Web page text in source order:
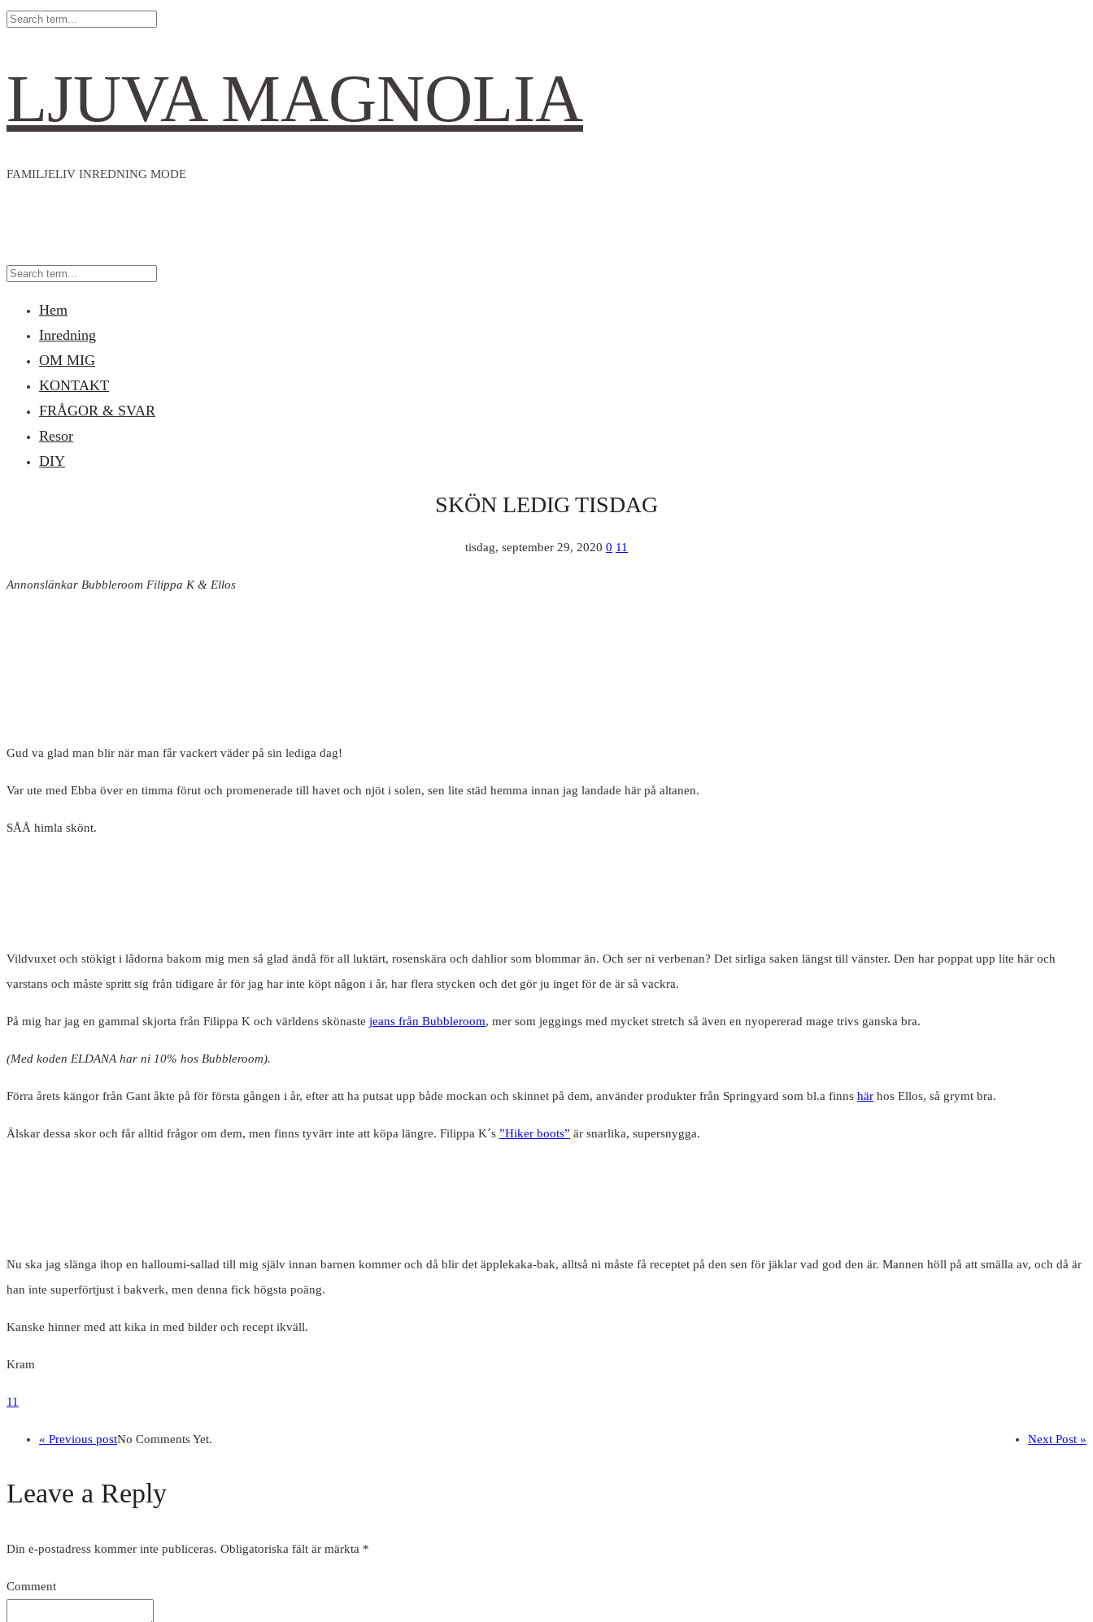
LJUVA MAGNOLIA
FAMILJELIV INREDNING MODE
Hem
Inredning
OM MIG
KONTAKT
FRÅGOR & SVAR
Resor
DIY
SKÖN LEDIG TISDAG
tisdag, september 29, 2020 0 11
Annonslänkar Bubbleroom Filippa K & Ellos
Gud va glad man blir när man får vackert väder på sin lediga dag!
Var ute med Ebba över en timma förut och promenerade till havet och njöt i solen, sen lite städ hemma innan jag landade här på altanen.
SÅÅ himla skönt.
Vildvuxet och stökigt i lådorna bakom mig men så glad ändå för all luktärt, rosenskära och dahlior som blommar än. Och ser ni verbenan? Det sirliga saken längst till vänster. Den har poppat upp lite här och
varstans och måste spritt sig från tidigare år för jag har inte köpt någon i år, har flera stycken och det gör ju inget för de är så vackra.
På mig har jag en gammal skjorta från Filippa K och världens skönaste jeans från Bubbleroom, mer som jeggings med mycket stretch så även en nyopererad mage trivs ganska bra.
(Med koden ELDANA har ni 10% hos Bubbleroom).
Förra årets kängor från Gant åkte på för första gången i år, efter att ha putsat upp både mockan och skinnet på dem, använder produkter från Springyard som bl.a finns här hos Ellos, så grymt bra.
Älskar dessa skor och får alltid frågor om dem, men finns tyvärr inte att köpa längre. Filippa K´s ”Hiker boots” är snarlika, supersnygga.
Nu ska jag slänga ihop en halloumi-sallad till mig själv innan barnen kommer och då blir det äpplekaka-bak, alltså ni måste få receptet på den sen för jäklar vad god den är. Mannen höll på att smälla av, och då är
han inte superförtjust i bakverk, men denna fick högsta poäng.
Kanske hinner med att kika in med bilder och recept ikväll.
Kram
11
« Previous post Next Post »
No Comments Yet.
Leave a Reply
Din e-postadress kommer inte publiceras. Obligatoriska fält är märkta *
Comment